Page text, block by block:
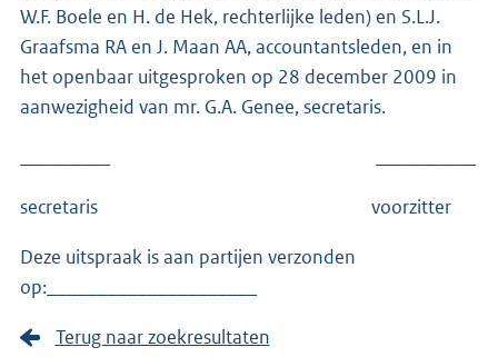
W.F. Boele en H. de Hek, rechterlijke leden) en S.L.J.
Graafsma RA en J. Maan AA, accountantsleden, en in
het openbaar uitgesproken op 28 december 2009 in
aanwezigheid van mr. G.A. Genee, secretaris.
secretaris voorzitter
Deze uitspraak is aan partijen verzonden
op:_____________________
Terug naar zoekresultaten